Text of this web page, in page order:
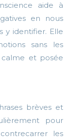
aide à
en nous
y identifier. Elle
sans les
et posée
brèves et
pour
les